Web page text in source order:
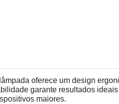
oferece um design
garante resultados
maiores.